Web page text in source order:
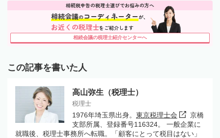
相続税申告の税理士選びでお悩みの方へ
相続会議の コーディネーター が、
お近くの税理士をご紹介します
相続会議の税理士紹介センターへ
この記事を書いた人
高山弥生（税理士）
税理士
1976年埼玉県出身。 東京税理士会
京橋
支部所属、登録番号116324。 一般企業に
就職後、税理士事務所へ転職。「顧客にとって税目はない」